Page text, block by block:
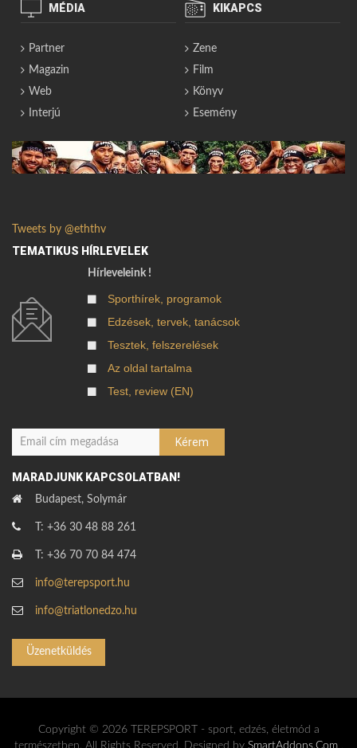
MÉDIA
Partner
Magazin
Web
Interjú
KIKAPCS
Zene
Film
Könyv
Esemény
Tweets by @eththv
TEMATIKUS HÍRLEVELEK
Hírleveleink !
Sporthírek, programok
Edzések, tervek, tanácsok
Tesztek, felszerelések
Az oldal tartalma
Test, review (EN)
MARADJUNK KAPCSOLATBAN!
Budapest, Solymár
T: +36 30 48 88 261
T: +36 70 70 84 474
info@terepsport.hu
info@triatlonedzo.hu
Üzenetküldés
Copyright © 2026 TEREPSPORT - sport, edzés, életmód a